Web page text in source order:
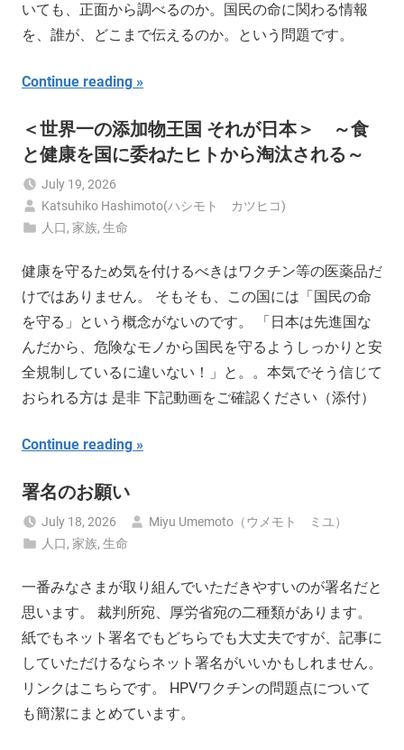
いても、正面から調べるのか。国民の命に関わる情報
を、誰が、どこまで伝えるのか。という問題です。
Continue reading
＜世界一の添加物王国 それが日本＞ ～食
と健康を国に委ねたヒトから淘汰される～
July 19, 2026
Katsuhiko Hashimoto(ハシモト カツヒコ)
人口,家族,生命
健康を守るため気を付けるべきはワクチン等の医薬品だ
けではありません。 そもそも、この国には「国民の命
を守る」という概念がないのです。 「日本は先進国な
んだから、危険なモノから国民を守るようしっかりと安
全規制しているに違いない！」と。。本気でそう信じて
おられる方は 是非 下記動画をご確認ください（添付）
Continue reading
署名のお願い
July 18, 2026
Miyu Umemoto（ウメモト ミユ）
人口,家族,生命
一番みなさまが取り組んでいただきやすいのが署名だと
思います。 裁判所宛、厚労省宛の二種類があります。
紙でもネット署名でもどちらでも大丈夫ですが、記事に
していただけるならネット署名がいいかもしれません。
リンクはこちらです。 HPVワクチンの問題点について
も簡潔にまとめています。